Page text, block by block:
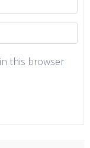
this browser